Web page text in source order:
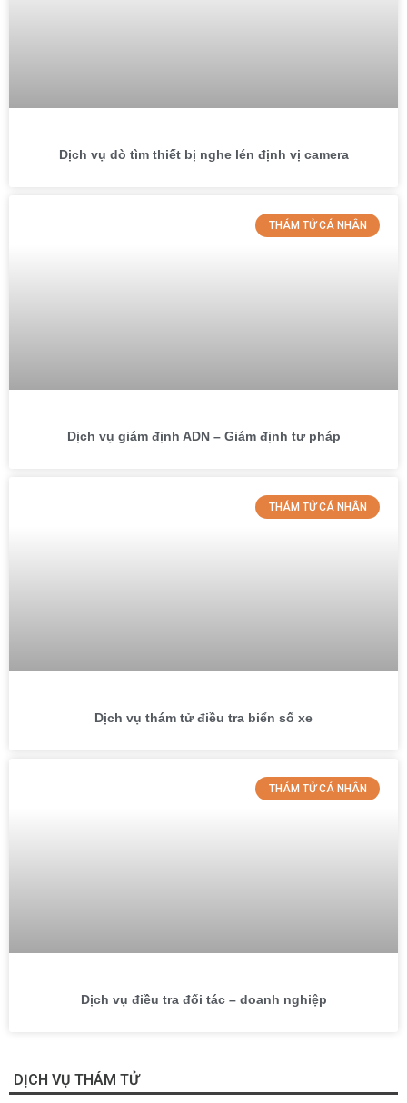
Dịch vụ dò tìm thiết bị nghe lén định vị camera
THÁM TỬ CÁ NHÂN
Dịch vụ giám định ADN – Giám định tư pháp
THÁM TỬ CÁ NHÂN
Dịch vụ thám tử điều tra biển số xe
THÁM TỬ CÁ NHÂN
Dịch vụ điều tra đối tác – doanh nghiệp
DỊCH VỤ THÁM TỬ